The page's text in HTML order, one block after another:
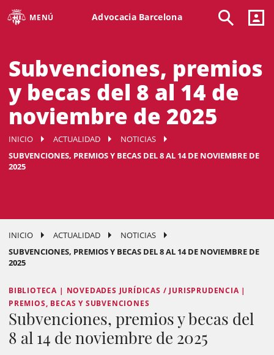
MENÚ Advocacia Barcelona
Subvenciones, premios
y becas del 8 al 14 de
noviembre de 2025
INICIO ACTUALIDAD
NOTICIAS
SUBVENCIONES, PREMIOS Y BECAS DEL 8 AL 14 DE NOVIEMBRE DE
2025
INICIO ACTUALIDAD
NOTICIAS
SUBVENCIONES, PREMIOS Y BECAS DEL 8 AL 14 DE NOVIEMBRE DE
2025
BIBLIOTECA | NOVEDADES JURÍDICAS / JURISPRUDENCIA |
PREMIOS, BECAS Y SUBVENCIONES
Subvenciones, premios y becas del
8 al 14 de noviembre de 2025